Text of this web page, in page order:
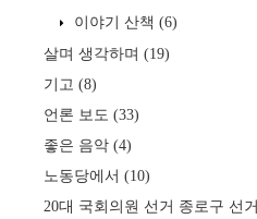
이야기 산책 (6)
살며 생각하며 (19)
기고 (8)
언론 보도 (33)
좋은 음악 (4)
노동당에서 (10)
20대 국회의원 선거 종로구 선거